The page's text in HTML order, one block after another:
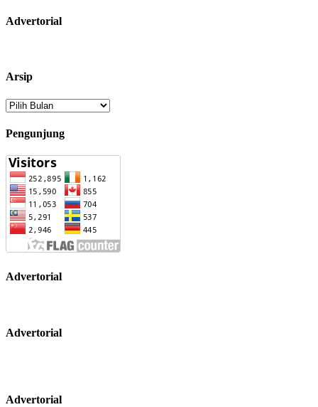
Advertorial
Arsip
Arsip
Pengunjung
Advertorial
Advertorial
Advertorial